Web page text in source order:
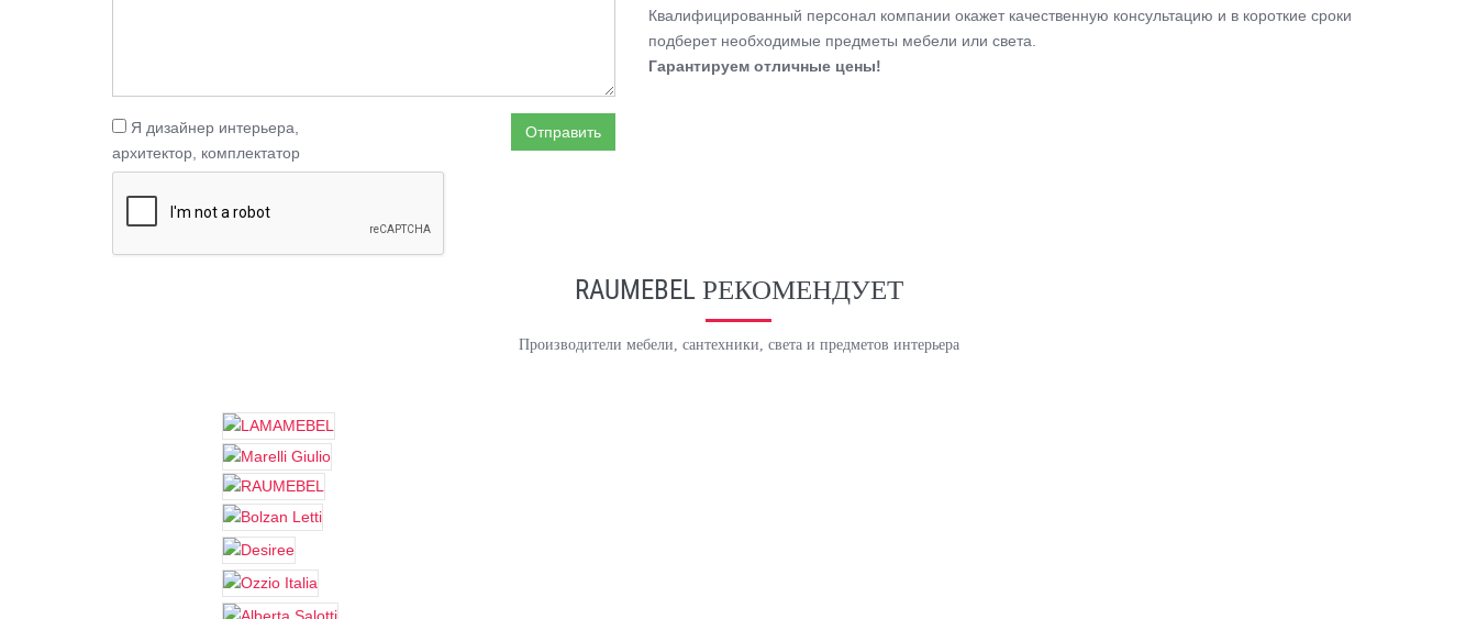
Я дизайнер интерьера,
архитектор, комплектатор
Отправить
Квалифицированный персонал компании окажет качественную консультацию и в короткие сроки
подберет необходимые предметы мебели или света.
Гарантируем отличные цены!
RAUMEBEL РЕКОМЕНДУЕТ
Производители мебели, сантехники, света и предметов интерьера